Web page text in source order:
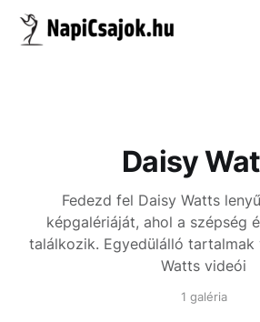
Daisy
Fedezd fel Daisy Watts
képgalériáját, ahol a szépség
találkozik. Egyedülálló tartalmak
Watts videói
1 galéria